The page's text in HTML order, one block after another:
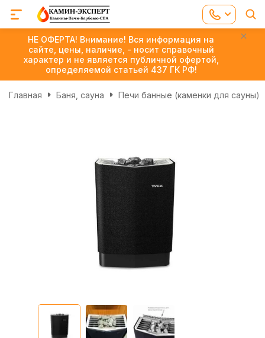
НЕ ОФЕРТА! Внимание! Вся информация на
сайте, цены, наличие, - носит справочный
характер и не является публичной офертой,
определяемой статьей 437 ГК РФ!
Главная Баня, сауна Печи банные (каменки для сауны)